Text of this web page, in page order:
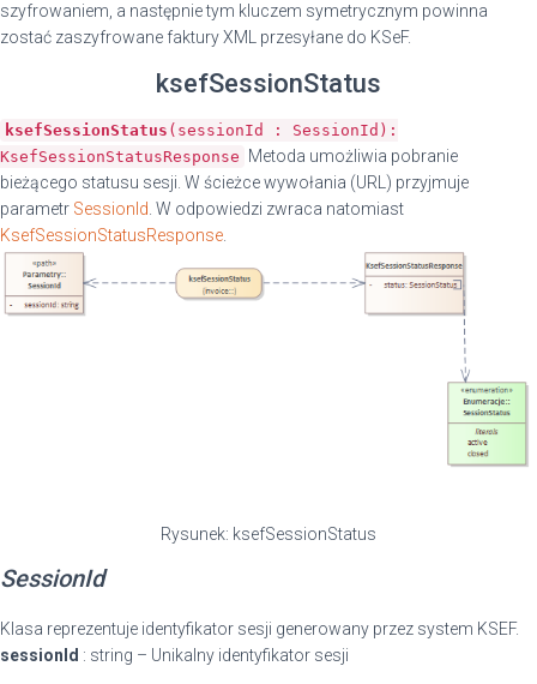
szyfrowaniem, a następnie tym kluczem symetrycznym powinna
zostać zaszyfrowane faktury XML przesyłane do KSeF.
ksefSessionStatus
ksefSessionStatus (sessionId : SessionId):
KsefSessionStatusResponse Metoda umożliwia pobranie
bieżącego statusu sesji. W ścieżce wywołania (URL) przyjmuje
parametr SessionId. W odpowiedzi zwraca natomiast
KsefSessionStatusResponse.
Rysunek: ksefSessionStatus
SessionId
Klasa reprezentuje identyfikator sesji generowany przez system KSEF.
sessionId : string – Unikalny identyfikator sesji